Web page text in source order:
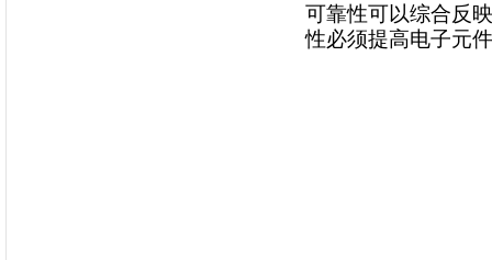
可靠性可以综合反
性必须提高电子元